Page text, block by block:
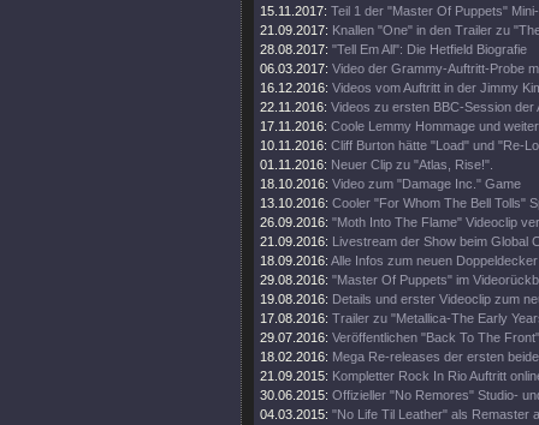
15.11.2017: Teil 1 der "Master Of Puppets"
21.09.2017: Knallen "One" in den Trailer zu
28.08.2017: "Tell Em All": Die Hetfield Biografie
06.03.2017: Video der Grammy-Auftritt-Probe
16.12.2016: Videos vom Auftritt in der Jimmy
22.11.2016: Videos zu ersten BBC-Session der
17.11.2016: Coole Lemmy Hommage und
10.11.2016: Cliff Burton hätte "Load" und "Re-
01.11.2016: Neuer Clip zu "Atlas, Rise!".
18.10.2016: Video zum "Damage Inc." Game
13.10.2016: Cooler "For Whom The Bell Tolls"
26.09.2016: "Moth Into The Flame" Videoclip
21.09.2016: Livestream der Show beim Global
18.09.2016: Alle Infos zum neuen
29.08.2016: "Master Of Puppets" im
19.08.2016: Details und erster Videoclip zum
17.08.2016: Trailer zu "Metallica-The Early
29.07.2016: Veröffentlichen "Back To The
18.02.2016: Mega Re-releases der ersten
21.09.2015: Kompletter Rock In Rio Auftritt
30.06.2015: Offizieller "No Remores" Studio-
04.03.2015: "No Life Til Leather" als Remaster